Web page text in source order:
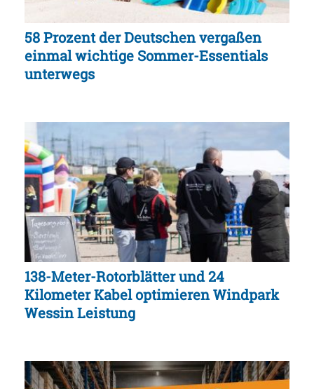
58 Prozent der Deutschen vergaßen
einmal wichtige Sommer-Essentials
unterwegs
138-Meter-Rotorblätter und 24
Kilometer Kabel optimieren Windpark
Wessin Leistung